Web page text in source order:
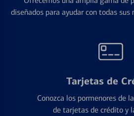
diseñados para ayudar con todas sus
Tarjetas de
Conozca los pormenores de
de tarjetas de crédito y